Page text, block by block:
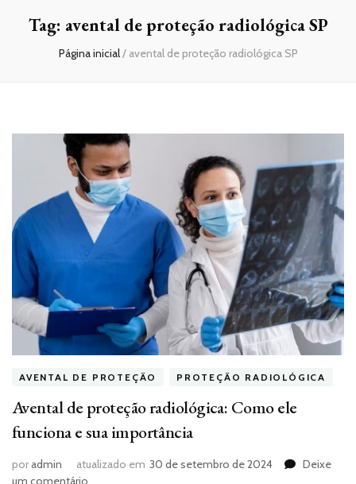
Tag: avental de proteção radiológica SP
Página inicial/ avental de proteção radiológica SP
AVENTAL DE PROTEÇÃO PROTEÇÃO RADIOLÓGICA
Avental de proteção radiológica: Como ele
funciona e sua importância
poradmin atualizado em 30 de setembro de 2024
Deixe
um comentário